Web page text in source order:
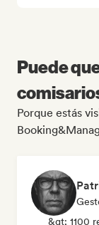
Puede
Porque estás
&gt; 1100